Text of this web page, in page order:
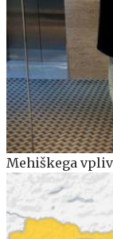
Mehiškega